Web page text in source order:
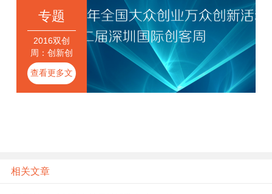
专题
2016双创
周：创新创
业齐聚深圳
查看更多文
章
相关文章